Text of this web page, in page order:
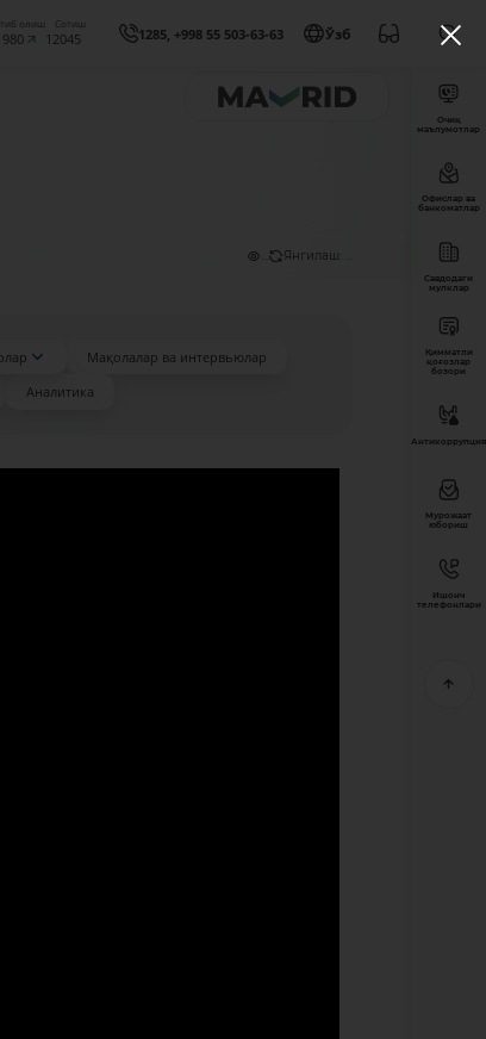
олиш Сотиш
12045 1285, +998 55 503-63-63 Ўзб
Янгилаш: ...
Мақолалар ва интервьюлар
Аналитика
Очиқ
маълумотлар
Офислар ва
банкоматлар
Савдодаги
мулклар
Қимматли
қоғозлар
бозори
Антикоррупция
Мурожаат
юбориш
Ишонч
телефонлари